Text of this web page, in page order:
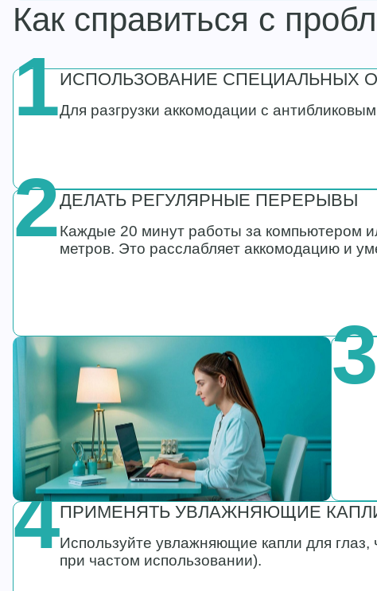
Как справиться с
1ИСПОЛЬЗОВАНИЕ СПЕЦИАЛЬНЫХ
Для разгрузки аккомодации с
2ДЕЛАТЬ РЕГУЛЯРНЫЕ ПЕРЕРЫВЫ
Каждые 20 минут работы за компьютером
метров. Это расслабляет аккомодацию и
3
4ПРИМЕНЯТЬ УВЛАЖНЯЮЩИЕ
Используйте увлажняющие капли для
при частом использовании).